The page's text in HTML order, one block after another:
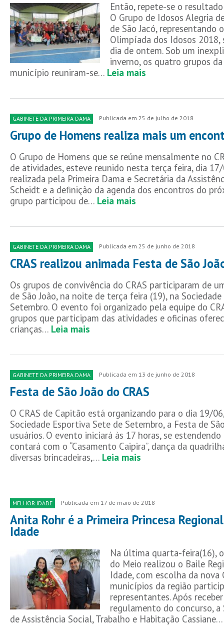
Então, repete-se o
O Grupo de Idosos Alegria
de São Jacó, representando
Olimpíada dos Idosos 2018,
dia de ontem. Sob um
inverno, os quatro grupos
município reuniram-se… Leia mais
GABINETE DA PRIMEIRA DAMA Publicada em 25 de julho de 2018
Grupo de Homens realiza mais um
O Grupo de Homens que se reúne mensalmente no
de atividades, esteve reunido nesta terça feira, dia
realizada pela Primeira Dama e Secretária da
Scheidt e a definição da agenda dos encontros do
grupo participou de… Leia mais
GABINETE DA PRIMEIRA DAMA Publicada em 25 de junho de 2018
CRAS realizou animada Festa de São
Os grupos de convivência do CRAS participaram de
de São João, na noite de terça feira (19), na
Setembro. O evento foi organizado pela equipe do
grupos que participam das atividades e oficinas
crianças… Leia mais
GABINETE DA PRIMEIRA DAMA Publicada em 13 de junho de 2018
Festa de São João do CRAS
O CRAS de Capitão está organizando para o dia 19/
Sociedade Esportiva Sete de Setembro, a Festa de
usuários. O evento iniciará às 17 horas, se
contará com o “Casamento Caipira”, dança da
diversas brincadeiras,… Leia mais
MELHOR IDADE Publicada em 17 de maio de 2018
Anita Rohr é a Primeira Princesa
Idade
Na última quarta-feira(16),
do Meio realizou o Baile
Idade, com escolha da nova
municípios da região
representantes. Após
regulamento do concurso,
de Assistência Social, Trabalho e Habitação